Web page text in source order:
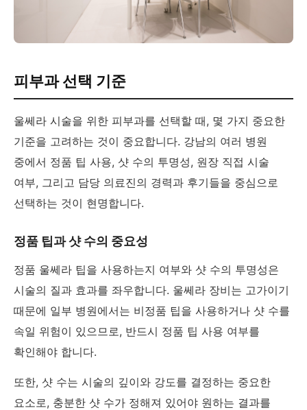
피부과 선택 기준
울쎄라 시술을 위한 피부과를 선택할 때, 몇 가지 중요한
기준을 고려하는 것이 중요합니다. 강남의 여러 병원
중에서 정품 팁 사용, 샷 수의 투명성, 원장 직접 시술
여부, 그리고 담당 의료진의 경력과 후기들을 중심으로
선택하는 것이 현명합니다.
정품 팁과 샷 수의 중요성
정품 울쎄라 팁을 사용하는지 여부와 샷 수의 투명성은
시술의 질과 효과를 좌우합니다. 울쎄라 장비는 고가이기
때문에 일부 병원에서는 비정품 팁을 사용하거나 샷 수를
속일 위험이 있으므로, 반드시 정품 팁 사용 여부를
확인해야 합니다.
또한, 샷 수는 시술의 깊이와 강도를 결정하는 중요한
요소로, 충분한 샷 수가 정해져 있어야 원하는 결과를